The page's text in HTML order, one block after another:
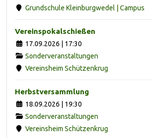
Grundschule Kleinburgwedel | Campus
Vereinspokalschießen
17.09.2026 | 17:30
Sonderveranstaltungen
Vereinsheim Schützenkrug
Herbstversammlung
18.09.2026 | 19:30
Sonderveranstaltungen
Vereinsheim Schützenkrug